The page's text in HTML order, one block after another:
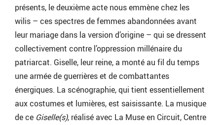
présents, le deuxième acte nous emmène chez les
wilis – ces spectres de femmes abandonnées avant
leur mariage dans la version d’origine – qui se dressent
collectivement contre l’oppression millénaire du
patriarcat. Giselle, leur reine, a monté au fil du temps
une armée de guerrières et de combattantes
énergiques. La scénographie, qui tient essentiellement
aux costumes et lumières, est saisissante. La musique
de ce Giselle(s), réalisé avec La Muse en Circuit, Centre